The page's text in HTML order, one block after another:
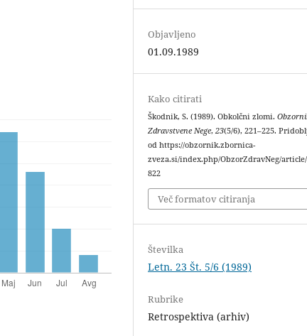
Objavljeno
01.09.1989
Kako citirati
Škodnik, S. (1989). Obkolčni zlomi.
Zdravstvene Nege,23(5/6), 221–225.
od https://obzornik.zbornica-
zveza.si/index.php/ObzorZdravNeg/
822
Več formatov citiranja
Številka
Letn. 23 Št. 5/6 (1989)
Rubrike
Retrospektiva (arhiv)